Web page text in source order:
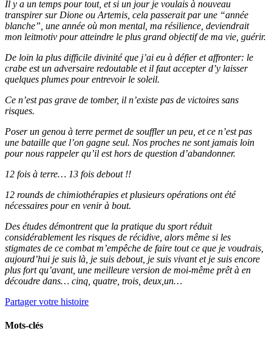
Il y a un temps pour tout, et si un jour je voulais à nouveau
transpirer sur Dione ou Artemis, cela passerait par une “année
blanche”, une année où mon mental, ma résilience, deviendrait
mon leitmotiv pour atteindre le plus grand objectif de ma vie, guérir.
De loin la plus difficile divinité que j’ai eu à défier et affronter: le
crabe est un adversaire redoutable et il faut accepter d’y laisser
quelques plumes pour entrevoir le soleil.
Ce n’est pas grave de tomber, il n’existe pas de victoires sans
risques.
Poser un genou à terre permet de souffler un peu, et ce n’est pas
une bataille que l’on gagne seul. Nos proches ne sont jamais loin
pour nous rappeler qu’il est hors de question d’abandonner.
12 fois à terre… 13 fois debout !!
12 rounds de chimiothérapies et plusieurs opérations ont été
nécessaires pour en venir à bout.
Des études démontrent que la pratique du sport réduit
considérablement les risques de récidive, alors même si les
stigmates de ce combat m’empêche de faire tout ce que je voudrais,
aujourd’hui je suis là, je suis debout, je suis vivant et je suis encore
plus fort qu’avant, une meilleure version de moi-même prêt à en
découdre dans… cinq, quatre, trois, deux,un…
Partager votre histoire
Mots-clés